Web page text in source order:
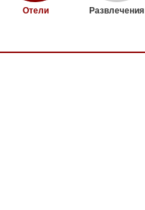
Развлечения
Отели